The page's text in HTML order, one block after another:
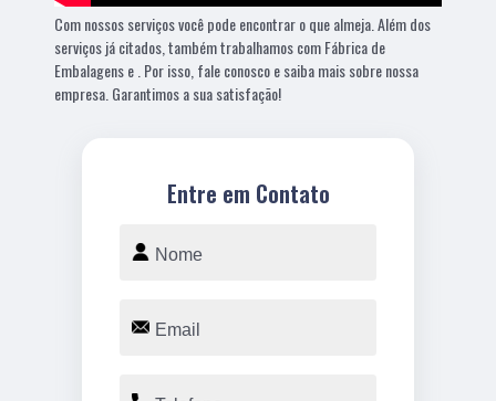
Com nossos serviços você pode encontrar o que almeja. Além dos
serviços já citados, também trabalhamos com Fábrica de
Embalagens e . Por isso, fale conosco e saiba mais sobre nossa
empresa. Garantimos a sua satisfação!
Entre em Contato